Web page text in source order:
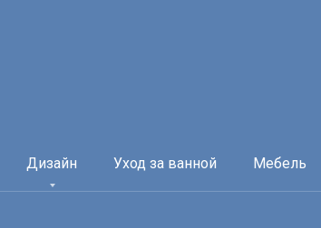
Дизайн Уход за ванной Мебель